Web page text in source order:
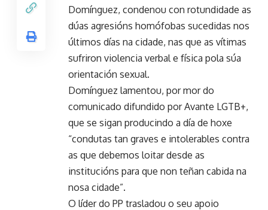
Domínguez, condenou con rotundidade as
dúas agresións homófobas sucedidas nos
últimos días na cidade, nas que as vítimas
sufriron violencia verbal e física pola súa
orientación sexual.
Domínguez lamentou, por mor do
comunicado difundido por Avante LGTB+,
que se sigan producindo a día de hoxe
“condutas tan graves e intolerables contra
as que debemos loitar desde as
institucións para que non teñan cabida na
nosa cidade”.
O líder do PP trasladou o seu apoio